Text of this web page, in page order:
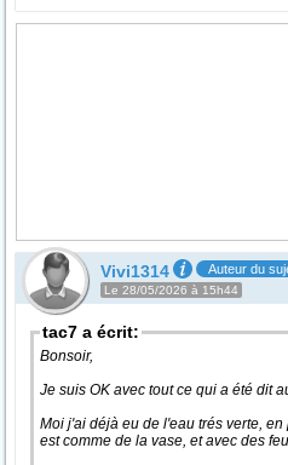
Vivi1314 Auteur du
Le 28/05/2026 à 15h44
tac7 a écrit:
Bonsoir,
Je suis OK avec tout ce qui a été dit
Moi j'ai déjà eu de l'eau trés verte,
est comme de la vase, et avec des